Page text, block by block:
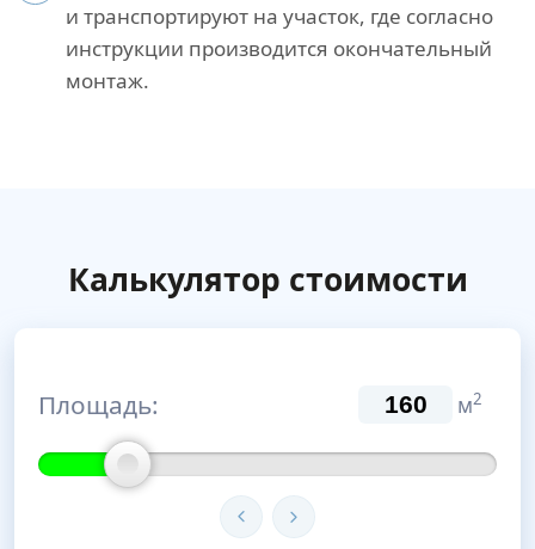
и транспортируют на участок, где согласно
инструкции производится окончательный
монтаж.
Калькулятор стоимости
Площадь: м2